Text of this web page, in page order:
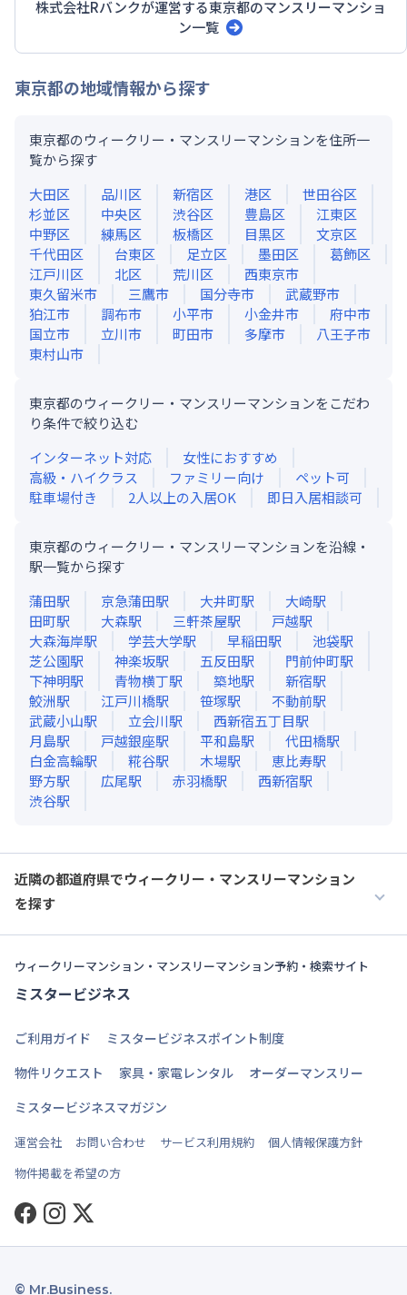
株式会社Rバンクが運営する東京都のマンスリーマンショ
ン一覧
東京都の地域情報から探す
東京都のウィークリー・マンスリーマンションを住所一
覧から探す
大田区
品川区 新宿区 港区
世田谷区
杉並区
中央区 渋谷区 豊島区
江東区
中野区
練馬区 板橋区 目黒区
文京区
千代田区
台東区 足立区 墨田区
葛飾区
江戸川区
北区 荒川区
西東京市
東久留米市
三鷹市 国分寺市
武蔵野市
狛江市
調布市 小平市 小金井市
府中市
国立市
立川市 町田市 多摩市
八王子市
東村山市
東京都のウィークリー・マンスリーマンションをこだわ
り条件で絞り込む
インターネット対応
女性におすすめ
高級・ハイクラス
ファミリー向け
ペット可
駐車場付き
2人以上の入居OK 即日入居相談可
東京都のウィークリー・マンスリーマンションを沿線・
駅一覧から探す
蒲田駅 京急蒲田駅 大井町駅 大崎駅
田町駅 大森駅 三軒茶屋駅 戸越駅
大森海岸駅 学芸大学駅 早稲田駅 池袋駅
芝公園駅 神楽坂駅 五反田駅 門前仲町駅
下神明駅 青物横丁駅 築地駅 新宿駅
鮫洲駅 江戸川橋駅 笹塚駅 不動前駅
武蔵小山駅 立会川駅 西新宿五丁目駅
月島駅 戸越銀座駅 平和島駅 代田橋駅
白金高輪駅 糀谷駅 木場駅 恵比寿駅
野方駅 広尾駅 赤羽橋駅 西新宿駅
渋谷駅
近隣の都道府県でウィークリー・マンスリーマンション
を探す
ウィークリーマンション・マンスリーマンション予約・検索サイト
ミスタービジネス
ご利用ガイド
ミスタービジネスポイント制度
物件リクエスト
家具・家電レンタル
オーダーマンスリー
ミスタービジネスマガジン
運営会社 お問い合わせ サービス利用規約
個人情報保護方針
物件掲載を希望の方
Facebook
Instagram
Twitter
© Mr.Business.